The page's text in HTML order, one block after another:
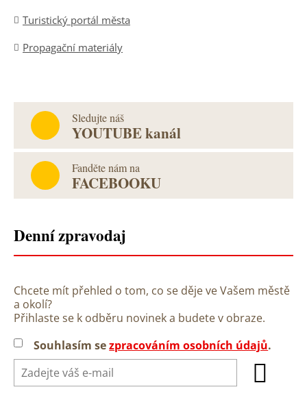
Turistický portál města
Propagační materiály
Sledujte náš
YOUTUBE kanál
Fanděte nám na
FACEBOOKU
Denní zpravodaj
Chcete mít přehled o tom, co se děje ve Vašem městě
a okolí?
Přihlaste se k odběru novinek a budete v obraze.
Souhlasím sezpracováním osobních údajů.